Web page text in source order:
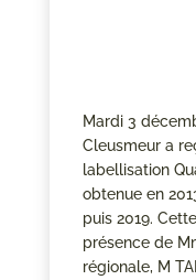
Mardi 3
Cleusmeur a
labellisation
obtenue en
puis 2019.
présence de
régionale, M